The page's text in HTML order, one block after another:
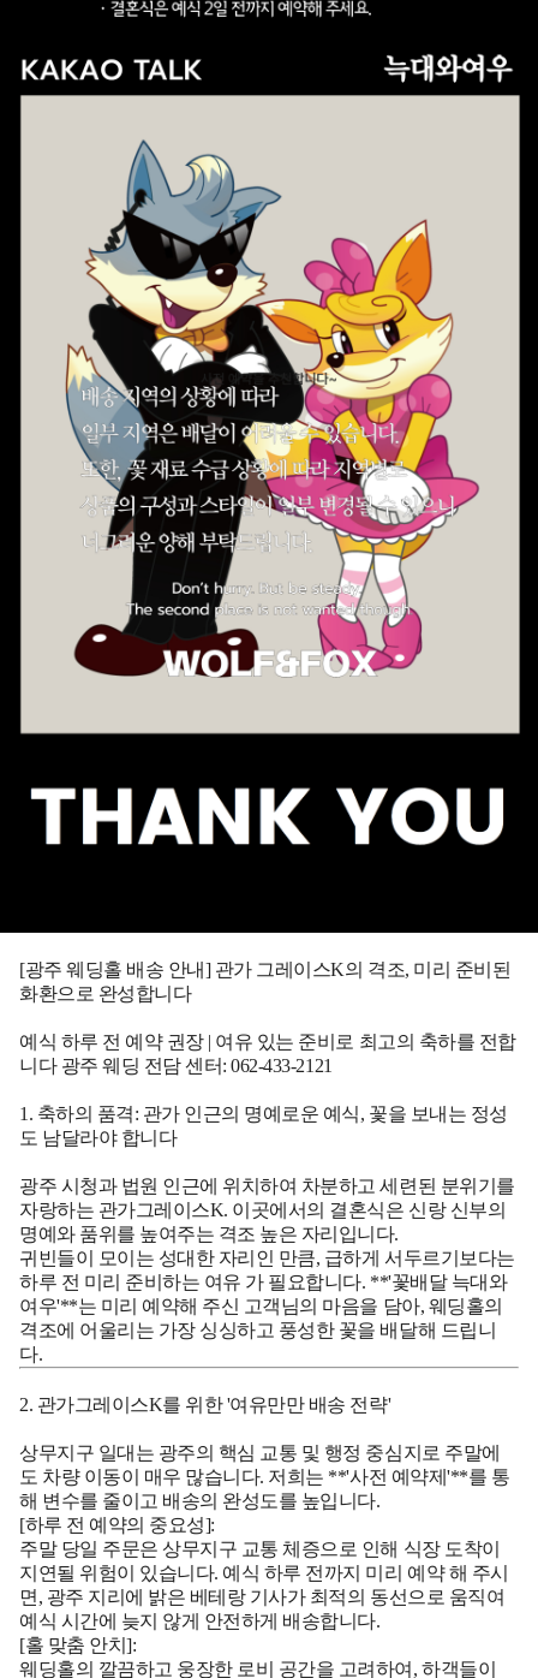
[광주 웨딩홀 배송 안내] 관가 그레이스K의 격조, 미리 준비된
화환으로 완성합니다
예식 하루 전 예약 권장 | 여유 있는 준비로 최고의 축하를 전합
니다 광주 웨딩 전담 센터: 062-433-2121
1. 축하의 품격: 관가 인근의 명예로운 예식, 꽃을 보내는 정성
도 남달라야 합니다
광주 시청과 법원 인근에 위치하여 차분하고 세련된 분위기를
자랑하는 관가그레이스K. 이곳에서의 결혼식은 신랑 신부의
명예와 품위를 높여주는 격조 높은 자리입니다.
귀빈들이 모이는 성대한 자리인 만큼, 급하게 서두르기보다는
하루 전 미리 준비하는 여유 가 필요합니다. **'꽃배달 늑대와
여우'**는 미리 예약해 주신 고객님의 마음을 담아, 웨딩홀의
격조에 어울리는 가장 싱싱하고 풍성한 꽃을 배달해 드립니
다.
2. 관가그레이스K를 위한 '여유만만 배송 전략'
상무지구 일대는 광주의 핵심 교통 및 행정 중심지로 주말에
도 차량 이동이 매우 많습니다. 저희는 **'사전 예약제'**를 통
해 변수를 줄이고 배송의 완성도를 높입니다.
[하루 전 예약의 중요성]:
주말 당일 주문은 상무지구 교통 체증으로 인해 식장 도착이
지연될 위험이 있습니다. 예식 하루 전까지 미리 예약해 주시
면, 광주 지리에 밝은 베테랑 기사가 최적의 동선으로 움직여
예식 시간에 늦지 않게 안전하게 배송합니다.
[홀 맞춤 안치]:
웨딩홀의 깔끔하고 웅장한 로비 공간을 고려하여, 하객들이